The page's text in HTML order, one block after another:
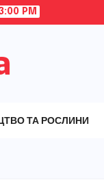
PM
ТА РОСЛИНИ